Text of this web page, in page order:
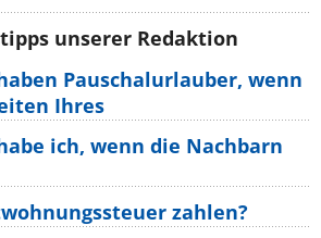
unserer Redaktion
Pauschalurlauber, wenn
Ihres
ich, wenn die Nachbarn
zahlen?